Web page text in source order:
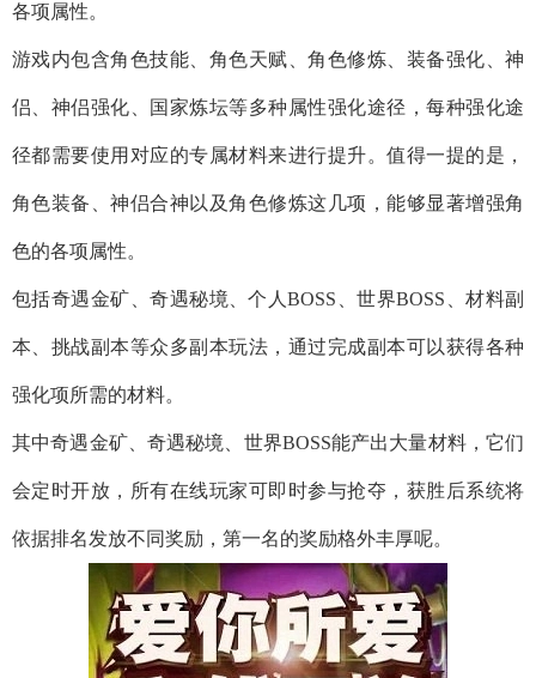
各项属性。
游戏内包含角色技能、角色天赋、角色修炼、装备强化、神
侣、神侣强化、国家炼坛等多种属性强化途径，每种强化途
径都需要使用对应的专属材料来进行提升。值得一提的是，
角色装备、神侣合神以及角色修炼这几项，能够显著增强角
色的各项属性。
包括奇遇金矿、奇遇秘境、个人BOSS、世界BOSS、材料副
本、挑战副本等众多副本玩法，通过完成副本可以获得各种
强化项所需的材料。
其中奇遇金矿、奇遇秘境、世界BOSS能产出大量材料，它们
会定时开放，所有在线玩家可即时参与抢夺，获胜后系统将
依据排名发放不同奖励，第一名的奖励格外丰厚呢。